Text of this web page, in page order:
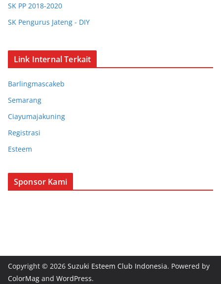
SK PP 2018-2020
SK Pengurus Jateng - DIY
SK Chapter Bandung
SK Chapter Bogor
SK Chapter Barlingmascakeb
SK Chapter Semarang
SK Chapter Ciayumajakuning
SK Chapter Taciba
SK Chapter Bekasi
Link Internal Terkait
Barlingmascakeb
Semarang
Ciayumajakuning
Registrasi
Esteem
Sponsor Kami
Copyright © 2026 Suzuki Esteem Club Indonesia. Powered by
ColorMag and WordPress.